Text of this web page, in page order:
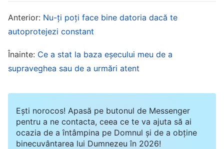
sigur. Nu vom discuta acum despre felul în care
Dumnezeu predestinează aceste lucruri pentru
tine; înfățișarea oamenilor, trăsăturile lor, forma
corpului și data nașterii sunt lucruri știute clar
palmele, chipurile și datele de naștere ale
oamenilor atunci când aceștia din urmă vor
Anterior: Nu-ți poți face bine datoria dacă te
autoprotejezi constant
Înainte: Ce a stat la baza eșecului meu de a
supraveghea sau de a urmări atent
Ești norocos! Apasă pe butonul de Messenger
pentru a ne contacta, ceea ce te va ajuta să ai
ocazia de a întâmpina pe Domnul și de a obține
binecuvântarea lui Dumnezeu în 2026!